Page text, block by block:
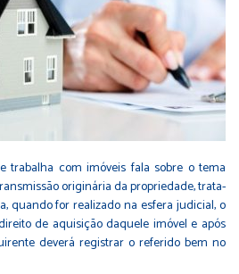
trabalha com imóveis fala sobre o tema
originária da propriedade, trata-
quando for realizado na esfera judicial, o
de aquisição daquele imóvel e após
deverá registrar o referido bem no